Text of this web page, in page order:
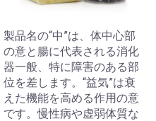
製品名の“中”は、体中心部
の意と腸に代表される消化
器一般、特に障害のある部
位を差します。“益気”は衰
えた機能を高める作用の意
です。慢性病や虚弱体質な